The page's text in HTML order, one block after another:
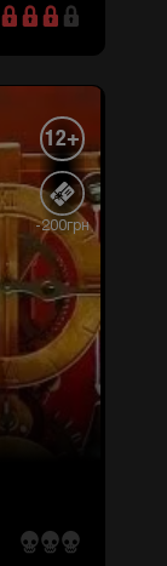
12+
-200грн